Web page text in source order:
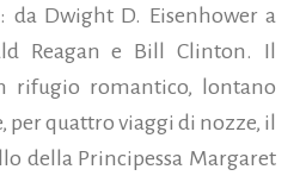
da Dwight D. Eisenhower a
Reagan e Bill Clinton. Il
rifugio romantico, lontano
per quattro viaggi di nozze, il
della Principessa Margaret